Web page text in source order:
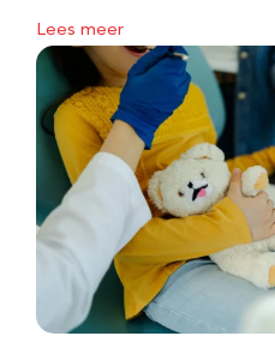
Lees meer